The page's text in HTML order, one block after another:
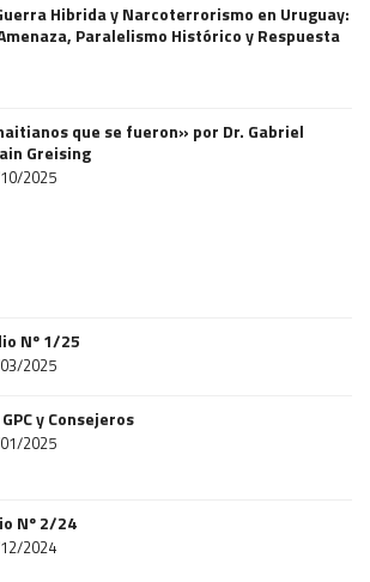
Hibrida y Narcoterrorismo en Uruguay:
Paralelismo Histórico y Respuesta
que se fueron» por Dr. Gabriel
Greising
2025
Nº 1/25
2025
y Consejeros
2025
Nº 2/24
2024